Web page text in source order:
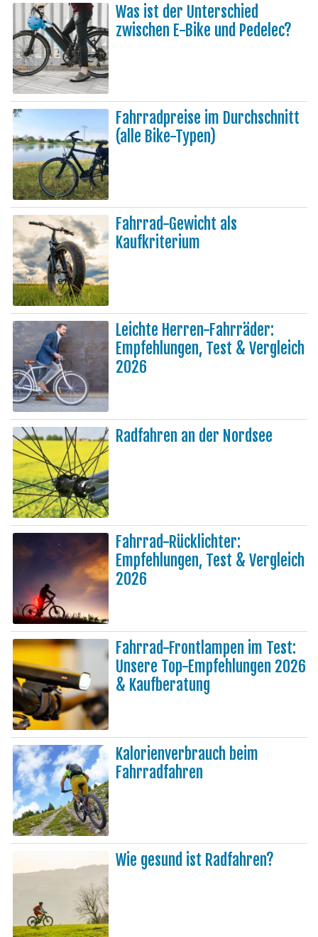
Was ist der Unterschied
zwischen E-Bike und Pedelec?
Fahrradpreise im Durchschnitt
(alle Bike-Typen)
Fahrrad-Gewicht als
Kaufkriterium
Leichte Herren-Fahrräder:
Empfehlungen, Test & Vergleich
2026
Radfahren an der Nordsee
Fahrrad-Rücklichter:
Empfehlungen, Test & Vergleich
2026
Fahrrad-Frontlampen im Test:
Unsere Top-Empfehlungen 2026
& Kaufberatung
Kalorienverbrauch beim
Fahrradfahren
Wie gesund ist Radfahren?